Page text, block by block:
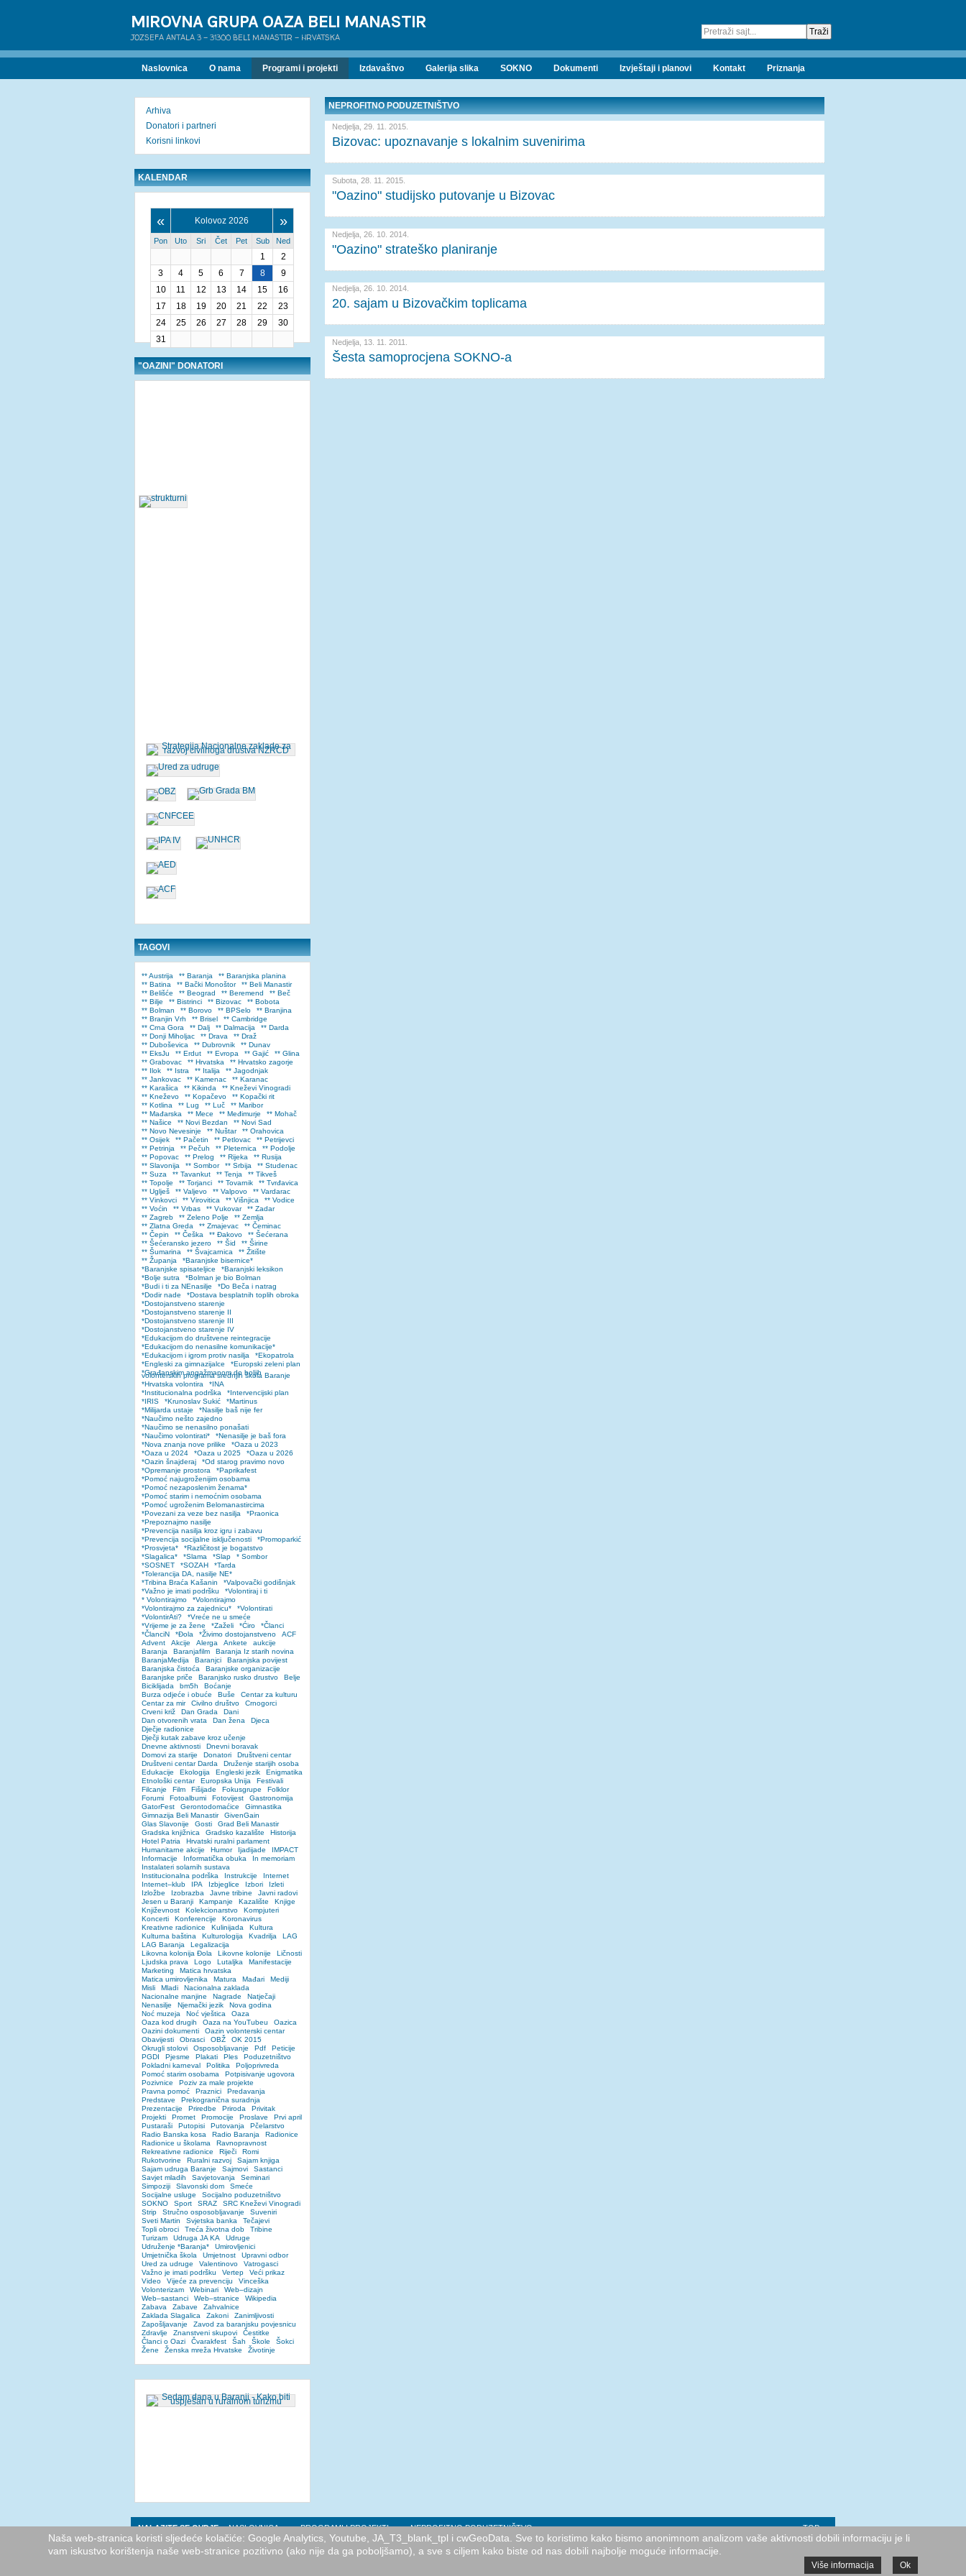
MIROVNA GRUPA OAZA BELI MANASTIR
JOZSEFA ANTALA 3 - 31300 BELI MANASTIR - HRVATSKA
Naslovnica O nama Programi i projekti Izdavaštvo Galerija slika SOKNO Dokumenti Izvještaji i planovi Kontakt Priznanja
NEPROFITNO PODUZETNIŠTVO
Nedjelja, 29. 11. 2015.
Bizovac: upoznavanje s lokalnim suvenirima
Subota, 28. 11. 2015.
"Oazino" studijsko putovanje u Bizovac
Nedjelja, 26. 10. 2014.
"Oazino" strateško planiranje
Nedjelja, 26. 10. 2014.
20. sajam u Bizovačkim toplicama
Nedjelja, 13. 11. 2011.
Šesta samoprocjena SOKNO-a
Arhiva
Donatori i partneri
Korisni linkovi
KALENDAR
« Kolovoz 2026 »
Pon Uto Sri Čet Pet Sub Ned
1
2
3
4 5 6 7 8
9
10
11 12 13 14 15
16
17
18 19 20 21 22
23
24
25 26 27 28 29
30
31
"OAZINI" DONATORI
TAGOVI
** Austrija ** Baranja
** Baranjska planina
** Batina
** Bački Monoštor
** Beli Manastir
** Belišće
** Beograd ** Beremend
** Beč
** Bilje
** Bistrinci ** Bizovac
** Bobota
** Bolman
** Borovo ** BPSelo
** Branjina
** Branjin Vrh
** Brisel
** Cambridge
** Crna Gora
** Dalj ** Dalmacija
** Darda
** Donji Miholjac
** Drava
** Draž
** Duboševica
** Dubrovnik
** Dunav
** EksJu
** Erdut ** Evropa ** Gajić
** Glina
** Grabovac
** Hrvatska
** Hrvatsko zagorje
** Ilok
** Istra ** Italija
** Jagodnjak
** Jankovac
** Kamenac
** Karanac
** Karašica
** Kikinda
** Kneževi Vinogradi
** Kneževo
** Kopačevo
** Kopački rit
** Kotlina
** Lug ** Luč
** Maribor
** Mađarska
** Mece ** Međimurje
** Mohač
** Našice
** Novi Bezdan
** Novi Sad
** Novo Nevesinje
** Nuštar
** Orahovica
** Osijek
** Pačetin ** Petlovac
** Petrijevci
** Petrinja
** Pečuh ** Pleternica
** Podolje
** Popovac
** Prelog ** Rijeka
** Rusija
** Slavonija
** Sombor ** Srbija
** Studenac
** Suza
** Tavankut ** Tenja
** Tikveš
** Topolje
** Torjanci ** Tovarnik
** Tvrđavica
** Uglješ
** Valjevo ** Valpovo
** Vardarac
** Vinkovci
** Virovitica ** Višnjica
** Vodice
** Voćin
** Vrbas ** Vukovar
** Zadar
** Zagreb
** Zeleno Polje
** Zemlja
** Zlatna Greda
** Zmajevac
** Čeminac
** Čepin
** Češka ** Đakovo
** Šećerana
** Šećeransko jezero
** Šid
** Širine
** Šumarina
** Švajcarnica
** Žitište
** Županja
*Baranjske bisernice*
*Baranjske spisateljice
*Baranjski leksikon
*Bolje sutra
*Bolman je bio Bolman
*Budi i ti za NEnasilje
*Do Beča i natrag
*Dodir nade
*Dostava besplatnih toplih obroka
*Dostojanstveno starenje
*Dostojanstveno starenje II
*Dostojanstveno starenje III
*Dostojanstveno starenje IV
*Edukacijom do društvene reintegracije
*Edukacijom do nenasilne komunikacije*
*Edukacijom i igrom protiv nasilja
*Ekopatrola
*Engleski za gimnazijalce
*Europski zeleni plan
*Građanskim angažmanom do boljih
volonterskih programa srednjih škola Baranje
*Hrvatska volontira
*INA
*Institucionalna podrška
*Intervencijski plan
*IRIS
*Krunoslav Sukić
*Martinus
*Milijarda ustaje
*Nasilje baš nije fer
*Naučimo nešto zajedno
*Naučimo se nenasilno ponašati
*Naučimo volontirati*
*Nenasilje je baš fora
*Nova znanja nove prilike
*Oaza u 2023
*Oaza u 2024
*Oaza u 2025
*Oaza u 2026
*Oazin šnajderaj
*Od starog pravimo novo
*Opremanje prostora
*Paprikafest
*Pomoć najugroženijim osobama
*Pomoć nezaposlenim ženama*
*Pomoć starim i nemoćnim osobama
*Pomoć ugroženim Belomanastircima
*Povezani za veze bez nasilja
*Praonica
*Prepoznajmo nasilje
*Prevencija nasilja kroz igru i zabavu
*Prevencija socijalne isključenosti
*Promoparkić
*Prosvjeta*
*Različitost je bogatstvo
*Slagalica*
*Slama *Slap
* Sombor
*SOSNET
*SOZAH
*Tarda
*Tolerancija DA, nasilje NE*
*Tribina Braća Kašanin
*Valpovački godišnjak
*Važno je imati podršku
*Volontiraj i ti
* Volontirajmo
*Volontirajmo
*Volontirajmo za zajednicu*
*Volontirati
*VolontirAti?
*Vreće ne u smeće
*Vrijeme je za žene
*Zaželi *Ćiro
*Članci
*ČlanciN
*Đola *Živimo dostojanstveno
ACF
Advent
Akcije Alerga Ankete
aukcije
Baranja
Baranjafilm
Baranja Iz starih novina
BaranjaMedija
Baranjci
Baranjska povijest
Baranjska čistoća
Baranjske organizacije
Baranjske priče
Baranjsko rusko drustvo
Belje
Biciklijada
bm5h
Boćanje
Burza odjeće i obuće
Buše
Centar za kulturu
Centar za mir
Civilno društvo
Crnogorci
Crveni križ
Dan Grada
Dani
Dan otvorenih vrata
Dan žena
Djeca
Dječje radionice
Dječji kutak zabave kroz učenje
Dnevne aktivnosti
Dnevni boravak
Domovi za starije
Donatori
Društveni centar
Društveni centar Darda
Druženje starijih osoba
Edukacije
Ekologija Engleski jezik
Enigmatika
Etnološki centar
Europska Unija
Festivali
Filcanje
Film Fišijade Fokusgrupe
Folklor
Forumi
Fotoalbumi Fotovijest
Gastronomija
GatorFest
Gerontodomaćice
Gimnastika
Gimnazija Beli Manastir
GivenGain
Glas Slavonije
Gosti
Grad Beli Manastir
Gradska knjižnica
Gradsko kazalište
Historija
Hotel Patria
Hrvatski ruralni parlament
Humanitarne akcije
Humor Ijadijade
IMPACT
Informacije
Informatička obuka
In memoriam
Instalateri solarnih sustava
Institucionalna podrška
Instrukcije
Internet
Internet–klub
IPA Izbjeglice Izbori
Izleti
Izložbe
Izobrazba Javne tribine
Javni radovi
Jesen u Baranji
Kampanje Kazalište
Knjige
Književnost
Kolekcionarstvo
Kompjuteri
Koncerti
Konferencije
Koronavirus
Kreativne radionice
Kulinijada
Kultura
Kulturna baština
Kulturologija Kvadrilja
LAG
LAG Baranja
Legalizacija
Likovna kolonija Đola
Likovne kolonije
Ličnosti
Ljudska prava
Logo Lutaljka
Manifestacije
Marketing
Matica hrvatska
Matica umirovljenika
Matura Mađari
Mediji
Misli
Mladi
Nacionalna zaklada
Nacionalne manjine
Nagrade
Natječaji
Nenasilje
Njemački jezik
Nova godina
Noć muzeja
Noć vještica
Oaza
Oaza kod drugih
Oaza na YouTubeu
Oazica
Oazini dokumenti
Oazin volonterski centar
Obavijesti
Obrasci OBŽ
OK 2015
Okrugli stolovi
Osposobljavanje Pdf
Peticije
PGDI
Pjesme Plakati Ples
Poduzetništvo
Pokladni karneval
Politika
Poljoprivreda
Pomoć starim osobama
Potpisivanje ugovora
Pozivnice
Poziv za male projekte
Pravna pomoć
Praznici
Predavanja
Predstave
Prekogranična suradnja
Prezentacije
Priredbe Priroda
Privitak
Projekti
Promet Promocije Proslave
Prvi april
Pustaraši
Putopisi Putovanja
Pčelarstvo
Radio Banska kosa
Radio Baranja
Radionice
Radionice u školama
Ravnopravnost
Rekreativne radionice
Riječi
Romi
Rukotvorine
Ruralni razvoj
Sajam knjiga
Sajam udruga Baranje
Sajmovi
Sastanci
Savjet mladih
Savjetovanja
Seminari
Simpoziji
Slavonski dom
Smeće
Socijalne usluge
Socijalno poduzetništvo
SOKNO
Sport SRAZ
SRC Kneževi Vinogradi
Strip
Stručno osposobljavanje
Suveniri
Sveti Martin
Svjetska banka
Tečajevi
Topli obroci
Treća životna dob
Tribine
Turizam
Udruga JA KA
Udruge
Udruženje *Baranja*
Umirovljenici
Umjetnička škola
Umjetnost
Upravni odbor
Ured za udruge
Valentinovo
Vatrogasci
Važno je imati podršku
Vertep
Veći prikaz
Video
Vijeće za prevenciju
Vinceška
Volonterizam
Webinari
Web–dizajn
Web–sastanci
Web–stranice
Wikipedia
Zabava
Zabave
Zahvalnice
Zaklada Slagalica
Zakoni
Zanimljivosti
Zapošljavanje
Zavod za baranjsku povjesnicu
Zdravlje
Znanstveni skupovi
Čestitke
Članci o Oazi
Čvarakfest Šah Škole
Šokci
Žene
Ženska mreža Hrvatske Životinje
NALAZITE SE OVDJE: NASLOVNICA PROGRAMI I PROJEKTI NEPROFITNO PODUZETNIŠTVO TOP
Naša web-stranica koristi sljedeće kolačiće: Google Analytics, Youtube, JA_T3_blank_tpl i cwGeoData. Sve to koristimo kako bismo anonimnom analizom vaše aktivnosti dobili informaciju je li
vam iskustvo korištenja naše web-stranice pozitivno (ako nije da ga poboljšamo), a sve s ciljem kako biste od nas dobili najbolje moguće informacije.
Više informacija Ok